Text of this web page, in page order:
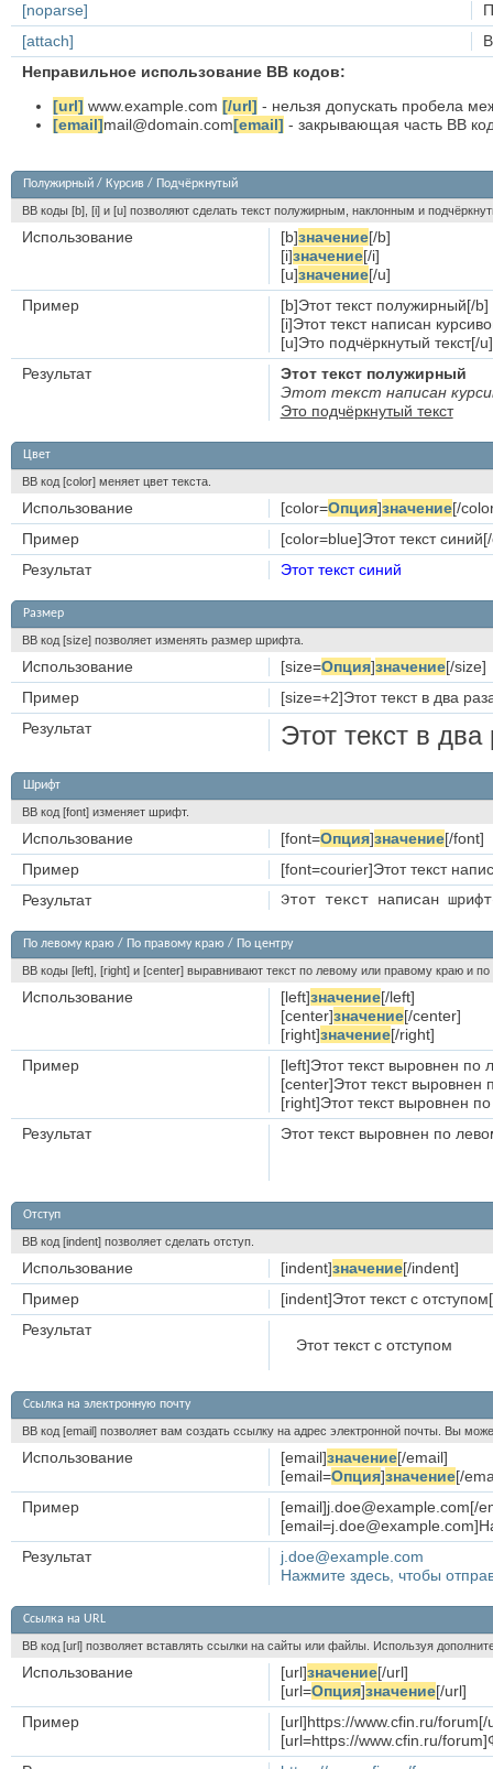
[noparse]
[attach]
Неправильное использование BB кодов:
[url] www.example.com [/url] - нельзя допускать пробела
[email]mail@domain.com[email] - закрывающая часть BB
Полужирный / Курсив / Подчёркнутый
BB коды [b], [i] и [u] позволяют сделать текст полужирным, наклонным и
[b]значение[/b]
[i]значение[/i]
[u]значение[/u]
Использование
[b]Этот текст полужирный[/b]
[i]Этот текст написан
[u]Это подчёркнутый текст[/u]
Пример
Этот текст полужирный
Этот текст написан
Это подчёркнутый текст
Результат
Цвет
BB код [color] меняет цвет текста.
[color=Опция]значение[/
Использование
[color=blue]Этот текст
Пример
Этот текст синий
Результат
Размер
BB код [size] позволяет изменять размер шрифта.
[size=Опция]значение[/size]
Использование
[size=+2]Этот текст в два
Пример
Этот текст в
Результат
Шрифт
BB код [font] изменяет шрифт.
[font=Опция]значение[/font]
Использование
[font=courier]Этот текст
Пример
Этот текст написан
Результат
По левому краю / По правому краю / По центру
BB коды [left], [right] и [center] выравнивают текст по левому или правому краю и по
[left]значение[/left]
[center]значение[/center]
[right]значение[/right]
Использование
[left]Этот текст выровнен по
[center]Этот текст выровнен
[right]Этот текст выровнен
Пример
Этот текст выровнен по
Результат
Отступ
BB код [indent] позволяет сделать отступ.
[indent]значение[/indent]
Использование
[indent]Этот текст с
Пример
Этот текст с отступом
Результат
Ссылка на электронную почту
BB код [email] позволяет вам создать ссылку на адрес электронной почты. Вы
[email]значение[/email]
[email=Опция]значение[/
Использование
[email]j.doe@example.com[/
Пример
j.doe@example.com
Нажмите здесь, чтобы
Результат
Ссылка на URL
BB код [url] позволяет вставлять ссылки на сайты или файлы. Используя
[url]значение[/url]
[url=Опция]значение[/url]
Использование
[url]https://www.cfin.ru/forum[/
[url=https://www.cfin.ru/
Пример